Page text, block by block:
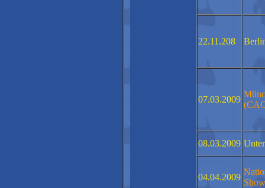
22.11.208
07.03.2009
08.03.2009
04.04.2009
Show